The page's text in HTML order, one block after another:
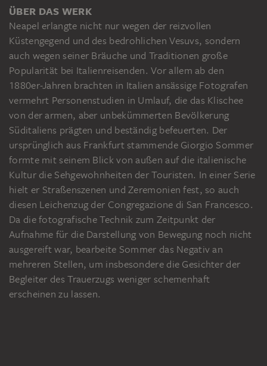
ÜBER DAS WERK
Neapel erlangte nicht nur wegen der reizvollen
Küstengegend und des bedrohlichen Vesuvs, sondern
auch wegen seiner Bräuche und Traditionen große
Popularität bei Italienreisenden. Vor allem ab den
1880er-Jahren brachten in Italien ansässige Fotografen
vermehrt Personenstudien in Umlauf, die das Klischee
von der armen, aber unbekümmerten Bevölkerung
Süditaliens prägten und beständig befeuerten. Der
ursprünglich aus Frankfurt stammende Giorgio Sommer
formte mit seinem Blick von außen auf die italienische
Kultur die Sehgewohnheiten der Touristen. In einer Serie
hielt er Straßenszenen und Zeremonien fest, so auch
diesen Leichenzug der Congregazione di San Francesco.
Da die fotografische Technik zum Zeitpunkt der
Aufnahme für die Darstellung von Bewegung noch nicht
ausgereift war, bearbeite Sommer das Negativ an
mehreren Stellen, um insbesondere die Gesichter der
Begleiter des Trauerzugs weniger schemenhaft
erscheinen zu lassen.